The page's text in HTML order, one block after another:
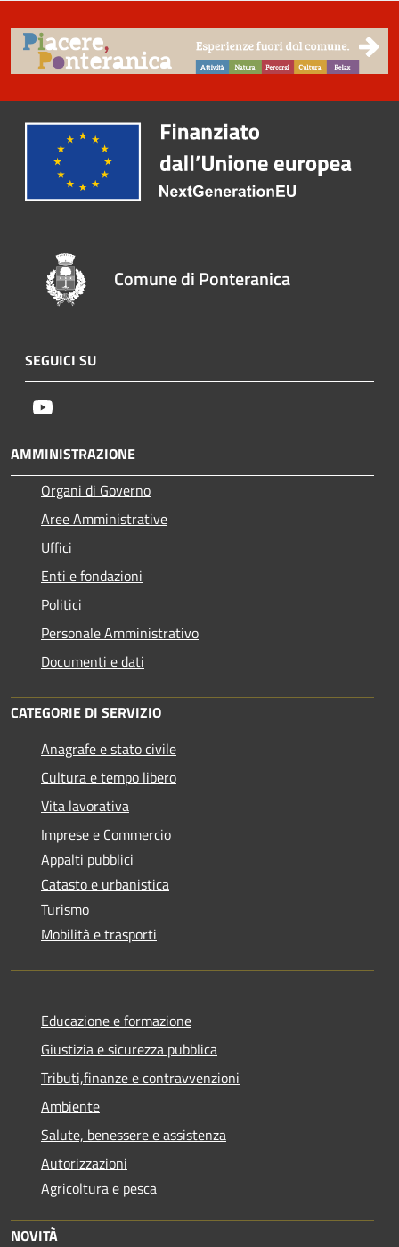
Comune di Ponteranica
SEGUICI SU
AMMINISTRAZIONE
Organi di Governo
Aree Amministrative
Uffici
Enti e fondazioni
Politici
Personale Amministrativo
Documenti e dati
CATEGORIE DI SERVIZIO
Anagrafe e stato civile
Cultura e tempo libero
Vita lavorativa
Imprese e Commercio
Appalti pubblici
Catasto e urbanistica
Turismo
Mobilità e trasporti
Educazione e formazione
Giustizia e sicurezza pubblica
Tributi,finanze e contravvenzioni
Ambiente
Salute, benessere e assistenza
Autorizzazioni
Agricoltura e pesca
NOVITÀ